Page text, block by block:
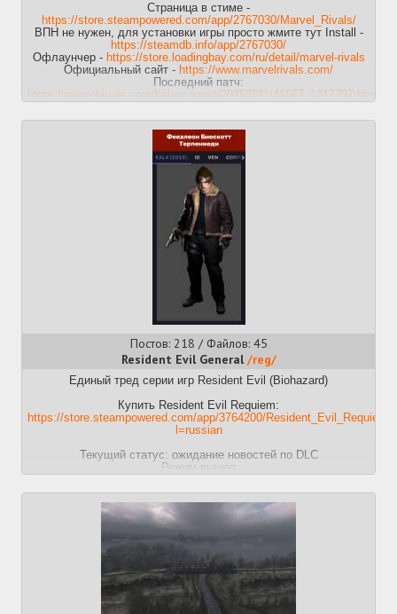
Страница в стиме -
https://store.steampowered.com/app/2767030/Marvel_Rivals/
ВПН не нужен, для установки игры просто жмите тут Install -
https://steamdb.info/app/2767030/
Офлаунчер - https://store.loadingbay.com/ru/detail/marvel-rivals
Официальный сайт - https://www.marvelrivals.com/
Последний патч:
https://marvelrivals.com/balancepost/20250311/41667_1217797.html
Тир-лист, статистика героев и игроков:https://rivalstracker.com
прошлый>>50042159 (OP)
Постов: 218 / Файлов: 45
Resident Evil General/reg/
Единый тред серии игр Resident Evil (Biohazard)
Купить Resident Evil Requiem:
https://store.steampowered.com/app/3764200/Resident_Evil_Requiem/?
l=russian
Текущий статус: ожидание новостей по DLC
Режим вышел